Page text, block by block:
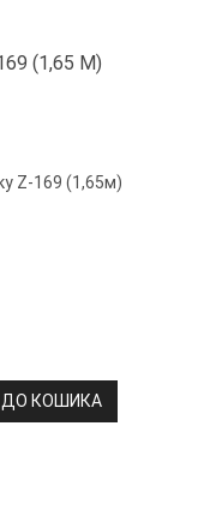
(1,65 М)
Z-169 (1,65м)
КОШИКА